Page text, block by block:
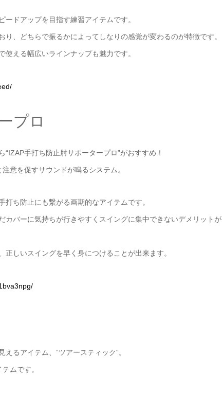
ドアップを目指す練習アイテムです。
、どちらで振るかによってしなりの感覚が変わるのが特徴です。
える幅広いラインナップも魅力です。
プロ
手打ち防止肘サポータープロ”がおすすめ！
意を促すサウンドが鳴るシステム。
ち防止にも繋がる画期的なアイテムです。
バーに気持ちが行きやすくスイングに集中できないデメリットが
しいスイングを早く身につけることが出来ます。
るアイテム、“ツアースティック“。
ムです。